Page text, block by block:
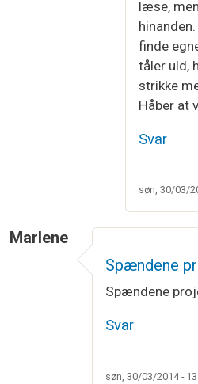
læse,
finde
tåler uld,
strikke
Håber at
Svar
søn, 30/03/
Marlene
Spændene
Spændene
Svar
søn, 30/03/2014 -